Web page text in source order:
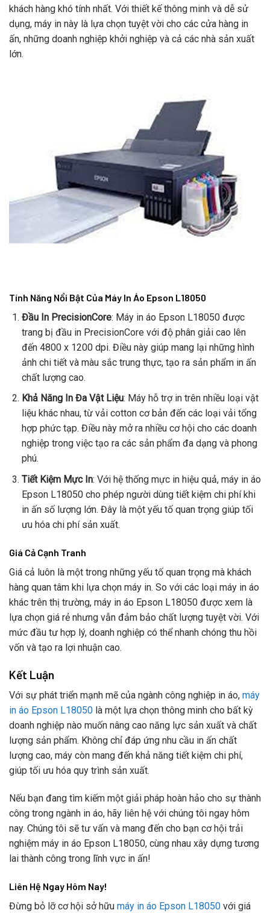
khách hàng khó tính nhất. Với thiết kế thông minh và dễ sử
dụng, máy in này là lựa chọn tuyệt vời cho các cửa hàng in
ấn, những doanh nghiệp khởi nghiệp và cả các nhà sản xuất
lớn.
Tính Năng Nổi Bật Của Máy In Áo Epson L18050
Đầu In PrecisionCore: Máy in áo Epson L18050 được
trang bị đầu in PrecisionCore với độ phân giải cao lên
đến 4800 x 1200 dpi. Điều này giúp mang lại những hình
ảnh chi tiết và màu sắc trung thực, tạo ra sản phẩm in ấn
chất lượng cao.
Khả Năng In Đa Vật Liệu: Máy hỗ trợ in trên nhiều loại vật
liệu khác nhau, từ vải cotton cơ bản đến các loại vải tổng
hợp phức tạp. Điều này mở ra nhiều cơ hội cho các doanh
nghiệp trong việc tạo ra các sản phẩm đa dạng và phong
phú.
Tiết Kiệm Mực In: Với hệ thống mực in hiệu quả, máy in áo
Epson L18050 cho phép người dùng tiết kiệm chi phí khi
in ấn số lượng lớn. Đây là một yếu tố quan trọng giúp tối
ưu hóa chi phí sản xuất.
Giá Cả Cạnh Tranh
Giá cả luôn là một trong những yếu tố quan trọng mà khách
hàng quan tâm khi lựa chọn máy in. So với các loại máy in áo
khác trên thị trường, máy in áo Epson L18050 được xem là
lựa chọn giá rẻ nhưng vẫn đảm bảo chất lượng tuyệt vời. Với
mức đầu tư hợp lý, doanh nghiệp có thể nhanh chóng thu hồi
vốn và tạo ra lợi nhuận cao.
Kết Luận
Với sự phát triển mạnh mẽ của ngành công nghiệp in áo, máy
in áo Epson L18050 là một lựa chọn thông minh cho bất kỳ
doanh nghiệp nào muốn nâng cao năng lực sản xuất và chất
lượng sản phẩm. Không chỉ đáp ứng nhu cầu in ấn chất
lượng cao, máy còn mang đến khả năng tiết kiệm chi phí,
giúp tối ưu hóa quy trình sản xuất.
Nếu bạn đang tìm kiếm một giải pháp hoàn hảo cho sự thành
công trong ngành in áo, hãy liên hệ với chúng tôi ngay hôm
nay. Chúng tôi sẽ tư vấn và mang đến cho bạn cơ hội trải
nghiệm máy in áo Epson L18050, cùng nhau xây dựng tương
lai thành công trong lĩnh vực in ấn!
Liên Hệ Ngay Hôm Nay!
Đừng bỏ lỡ cơ hội sở hữu máy in áo Epson L18050 với giá